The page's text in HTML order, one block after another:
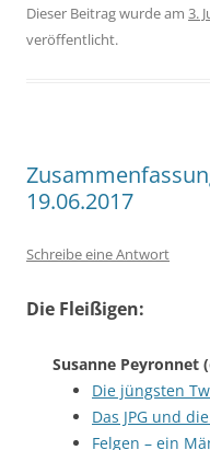
Dieser Beitrag wurde am 3.
veröffentlicht.
19.06.2017
Schreibe eine Antwort
Die Fleißigen:
Susanne Peyronnet
Die jüngsten
Das JPG und
Felgen – ein